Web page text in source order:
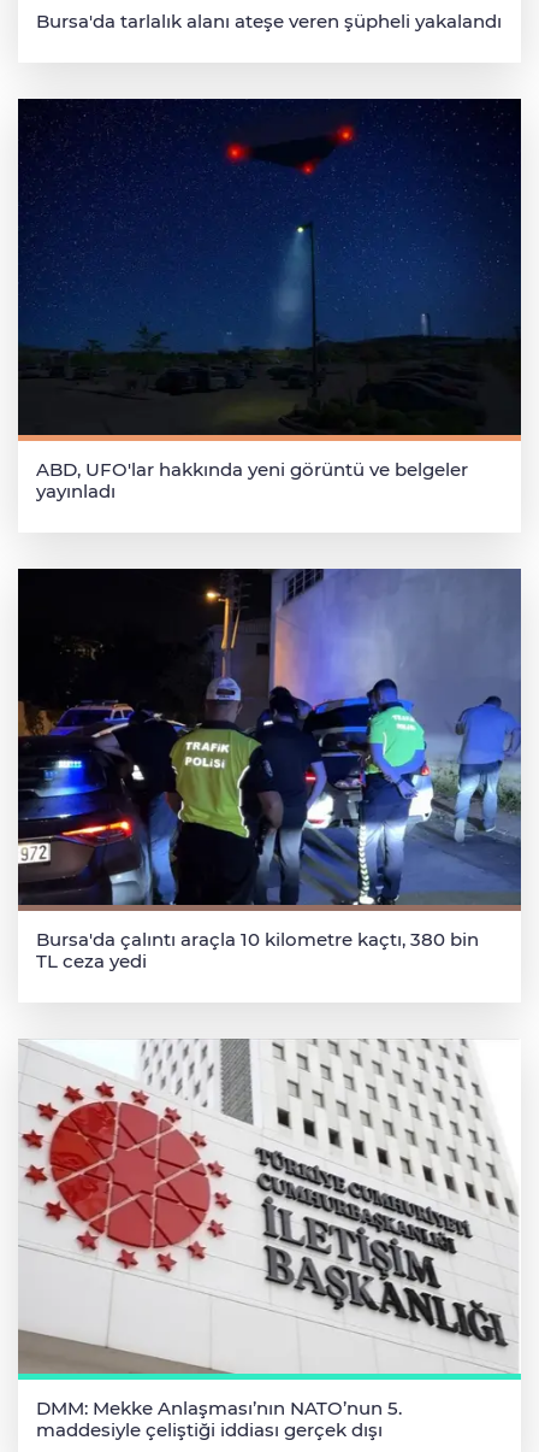
Bursa'da tarlalık alanı ateşe veren şüpheli yakalandı
ABD, UFO'lar hakkında yeni görüntü ve belgeler
yayınladı
Bursa'da çalıntı araçla 10 kilometre kaçtı, 380 bin
TL ceza yedi
DMM: Mekke Anlaşması’nın NATO’nun 5.
maddesiyle çeliştiği iddiası gerçek dışı